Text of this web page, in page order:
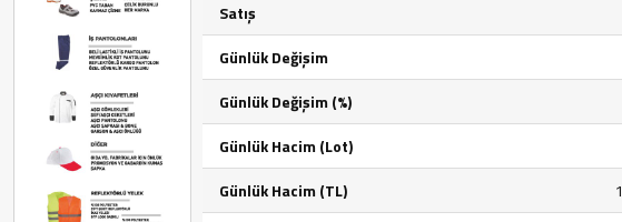
Satış
Günlük Değişim
Günlük Değişim (%)
Günlük Hacim (Lot)
Günlük Hacim (TL)